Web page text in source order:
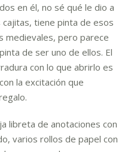
en él, no sé qué le dio a
tiene pinta de esos
medievales, pero parece
de ser uno de ellos. El
con lo que abrirlo es
la excitación que
libreta de anotaciones con
varios rollos de papel con